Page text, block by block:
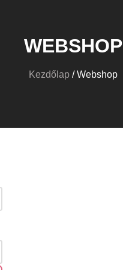
WEBSHOP
Kezdőlap / Webshop